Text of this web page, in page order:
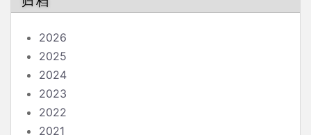
2026
2025
2024
2023
2022
2021